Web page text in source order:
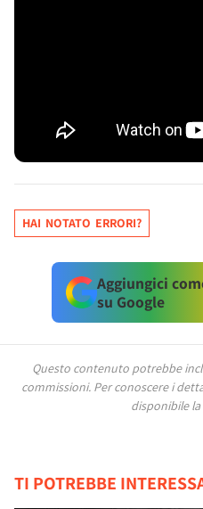
HAI NOTATO ERRORI?
Aggiungici
su Google
Questo contenuto potrebbe
commissioni. Per conoscere i
disponibile la
TI POTREBBE